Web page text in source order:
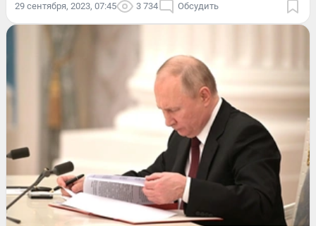
29 сентября, 2023, 07:45 3 734 Обсудить